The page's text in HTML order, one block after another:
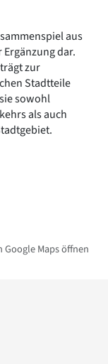
aus
dar.
zur
Stadtteile
sowohl
als auch
Google Maps öffnen